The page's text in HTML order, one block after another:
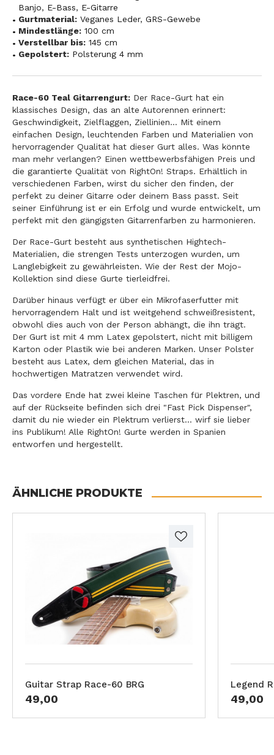
Banjo, E-Bass, E-Gitarre
Gurtmaterial: Veganes Leder, GRS-Gewebe
Mindestlänge: 100 cm
Verstellbar bis: 145 cm
Gepolstert: Polsterung 4 mm
Race-60 Teal Gitarrengurt: Der Race-Gurt hat ein
klassisches Design, das an alte Autorennen erinnert:
Geschwindigkeit, Zielflaggen, Ziellinien... Mit einem
einfachen Design, leuchtenden Farben und Materialien von
hervorragender Qualität hat dieser Gurt alles. Was könnte
man mehr verlangen? Einen wettbewerbsfähigen Preis und
die garantierte Qualität von RightOn! Straps. Erhältlich in
verschiedenen Farben, wirst du sicher den finden, der
perfekt zu deiner Gitarre oder deinem Bass passt. Seit
seiner Einführung ist er ein Erfolg und wurde entwickelt, um
perfekt mit den gängigsten Gitarrenfarben zu harmonieren.
Der Race-Gurt besteht aus synthetischen Hightech-
Materialien, die strengen Tests unterzogen wurden, um
Langlebigkeit zu gewährleisten. Wie der Rest der Mojo-
Kollektion sind diese Gurte tierleidfrei.
Darüber hinaus verfügt er über ein Mikrofaserfutter mit
hervorragendem Halt und ist weitgehend schweißresistent,
obwohl dies auch von der Person abhängt, die ihn trägt.
Der Gurt ist mit 4 mm Latex gepolstert, nicht mit billigem
Karton oder Plastik wie bei anderen Marken. Unser Polster
besteht aus Latex, dem gleichen Material, das in
hochwertigen Matratzen verwendet wird.
Das vordere Ende hat zwei kleine Taschen für Plektren, und
auf der Rückseite befinden sich drei "Fast Pick Dispenser",
damit du nie wieder ein Plektrum verlierst... wirf sie lieber
ins Publikum! Alle RightOn! Gurte werden in Spanien
entworfen und hergestellt.
ÄHNLICHE PRODUKTE
Guitar Strap Race-60 BRG
49,00
Legend
49,00